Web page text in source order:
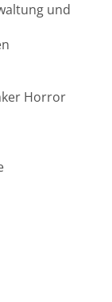
und
Horror